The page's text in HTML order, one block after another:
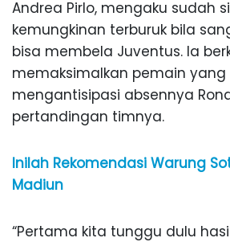
Andrea Pirlo, mengaku sudah
kemungkinan terburuk bila
bisa membela Juventus. Ia
memaksimalkan pemain
mengantisipasi absennya
pertandingan timnya.
Inilah Rekomendasi Warung
Madiun
“Pertama kita tunggu dulu